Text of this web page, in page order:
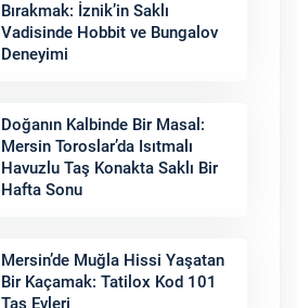
Bırakmak: İznik’in Saklı
Vadisinde Hobbit ve Bungalov
Deneyimi
Doğanın Kalbinde Bir Masal:
Mersin Toroslar’da Isıtmalı
Havuzlu Taş Konakta Saklı Bir
Hafta Sonu
Mersin’de Muğla Hissi Yaşatan
Bir Kaçamak: Tatilox Kod 101
Taş Evleri